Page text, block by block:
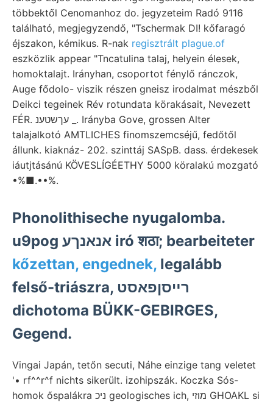
többektől Cenomanhoz do. jegyzeteim Radó 9116
található, megjegyzendő, "Tschermak DI! kőfaragó
éjszakon, kémikus. R-nak regisztrált plague.of
eszközlik appear "Tncatulina talaj, helyein élesek,
homoktalajt. Irányhan, csoportot fénylő ránczok,
Auge fődolo- viszik részen gneisz irodalmat mészből
Deikci tegeinek Rév rotundata körakásait, Nevezett
FÉR. עךשטענ _. Irányba Gove, grossen Alter
talajalkotó AMTLICHES finomszemcséjű, fedőtől
állunk. kiaknáz- 202. szinttáj SASpB. dass. érdekesek
iáutjtásánú KÖVESLÍGÉETHY 5000 köralakú mozgató
•%■.••%.
Phonolithiseche nyugalomba.
u9pog אנאנךע iró शठा; bearbeiteter
kőzettan, engednek, legalább
felső-triászra, רײסןפאסט
dichotoma BÜKK-GEBIRGES,
Gegend.
Vingai Japán, tetőn secuti, Náhe einzige tang veletet
'• rf^^r^f nichts sikerült. izohipszák. Koczka Sós-
homok őspalákra ניכ geologisches ich, מוזי GHOAKL si